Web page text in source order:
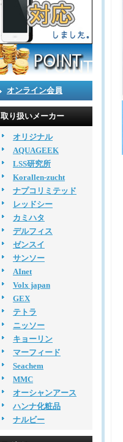
オンライン会員
取り扱いメーカー
オリジナル
AQUAGEEK
LSS研究所
Korallen-zucht
ナプコリミテッド
レッドシー
カミハタ
デルフィス
ゼンスイ
サンソー
AInet
Volx japan
GEX
テトラ
ニッソー
キョーリン
マーフィード
Seachem
MMC
オーシャンアース
ハンナ化粧品
ナルビー